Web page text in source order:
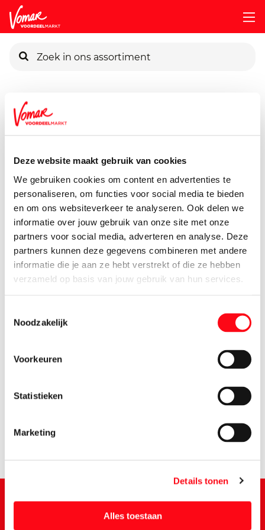
Deze website maakt gebruik van cookies
We gebruiken cookies om content en advertenties te
personaliseren, om functies voor social media te bieden
en om ons websiteverkeer te analyseren. Ook delen we
informatie over jouw gebruik van onze site met onze
partners voor social media, adverteren en analyse. Deze
partners kunnen deze gegevens combineren met andere
informatie die je aan ze hebt verstrekt of die ze hebben
verzameld op basis van jouw gebruik van hun services.
Noodzakelijk
Voorkeuren
Statistieken
Marketing
Details tonen
Alles toestaan
Pincode vergeten
Persoonlijk KIK-account
Assortiment
10 gram
1.89